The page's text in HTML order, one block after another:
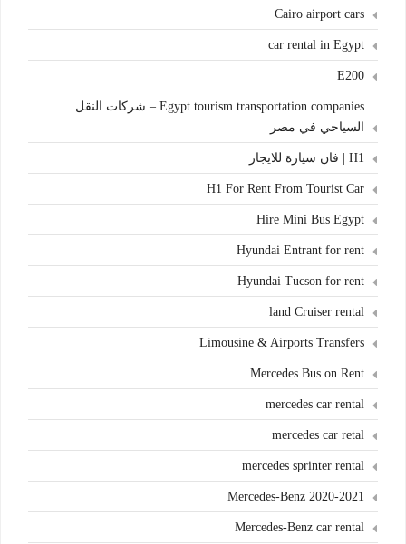
Cairo airport cars
car rental in Egypt
E200
Egypt tourism transportation companies – شركات النقل
السياحي في مصر
H1 | فان سيارة للايجار
H1 For Rent From Tourist Car
Hire Mini Bus Egypt
Hyundai Entrant for rent
Hyundai Tucson for rent
land Cruiser rental
Limousine & Airports Transfers
Mercedes Bus on Rent
mercedes car rental
mercedes car retal
mercedes sprinter rental
Mercedes-Benz 2020-2021
Mercedes-Benz car rental